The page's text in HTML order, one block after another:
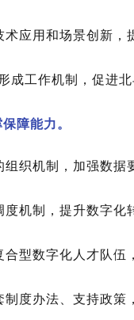
应用和场景创新，
成工作机制，促进
障能力。
织机制，加强数
机制，提升数字
型数字化人才队
度办法、支持政策